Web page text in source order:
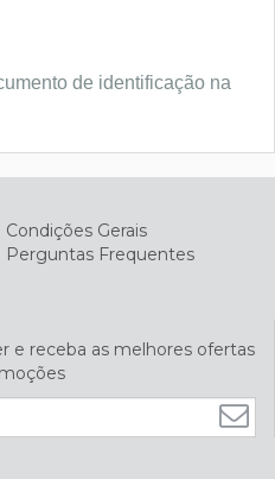
de identificação na
Condições Gerais
Perguntas Frequentes
e receba as melhores ofertas